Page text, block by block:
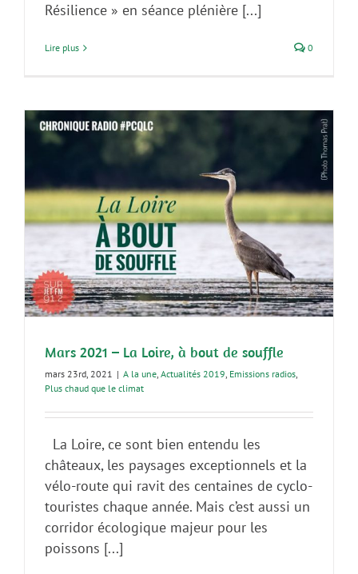
Résilience » en séance plénière [...]
Lire plus 0
Mars 2021 – La Loire, à bout de souffle
mars 23rd, 2021 | A la une Actualités 2019 Emissions radios
Plus chaud que le climat
La Loire, ce sont bien entendu les
châteaux, les paysages exceptionnels et la
vélo-route qui ravit des centaines de cyclo-
touristes chaque année. Mais c’est aussi un
corridor écologique majeur pour les
poissons [...]